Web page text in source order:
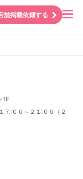
舗掲載依頼する
1F
７:００～２１:００（２